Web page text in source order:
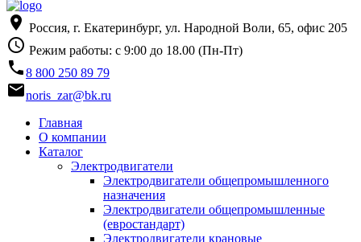
place Россия, г. Екатеринбург, ул. Народной Воли, 65, офис 205
access_time Режим работы: с 9:00 до 18.00 (Пн-Пт)
phone8 800 250 89 79
emailnoris_zar@bk.ru
Главная
О компании
Каталог
Электродвигатели
Электродвигатели общепромышленного
назначения
Электродвигатели общепромышленные
(евростандарт)
Электродвигатели крановые